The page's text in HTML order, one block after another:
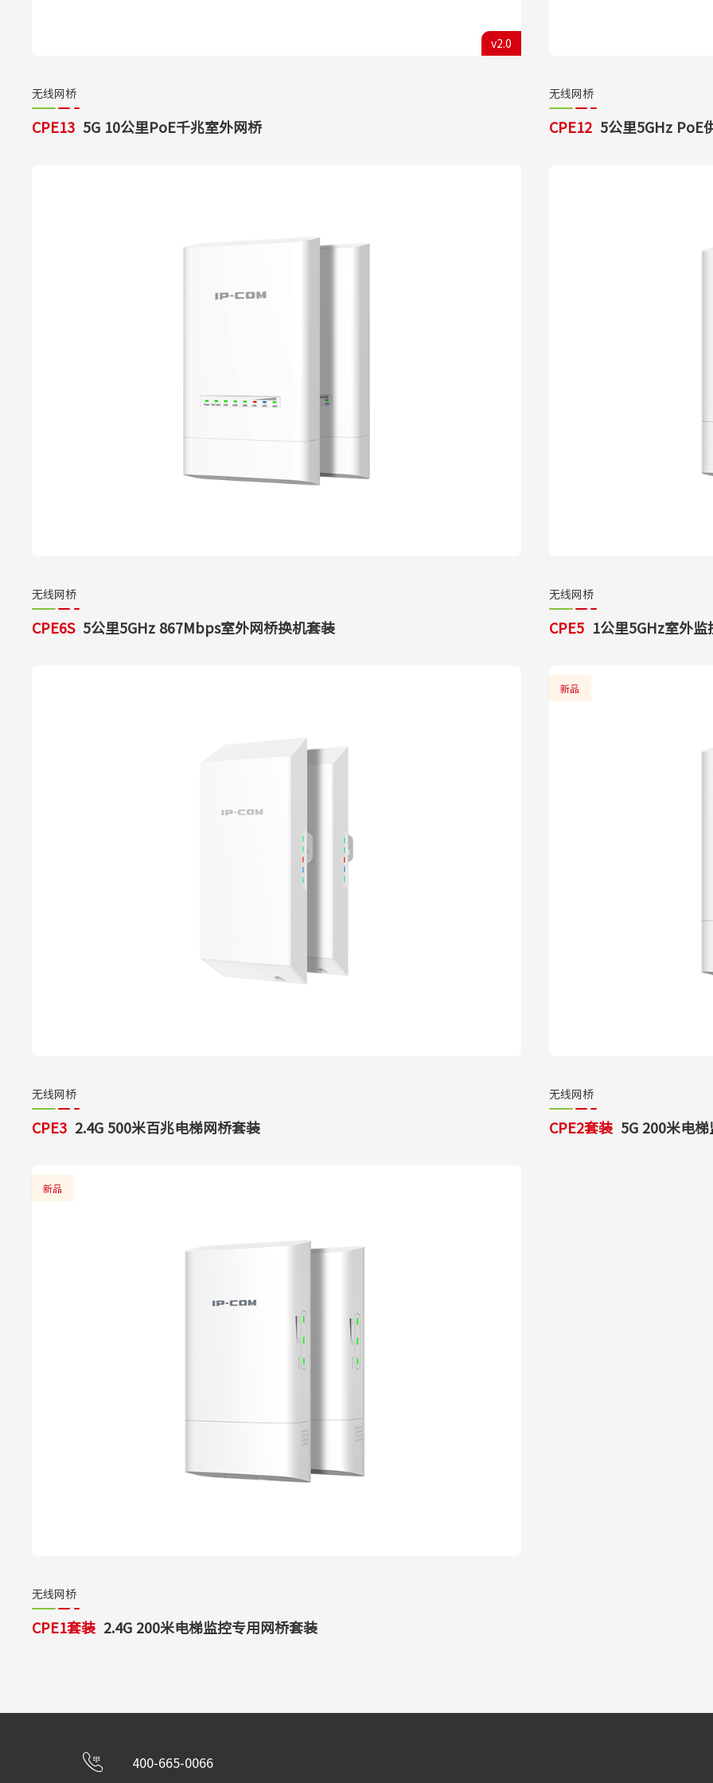
v2.0
无线网桥
CPE13 5G 10公里PoE千兆室外网桥
无线网桥
CPE12 5公里5GHz PoE
无线网桥
CPE6S 5公里5GHz 867Mbps室外网桥换机套装
无线网桥
CPE5 1公里5GHz室外
无线网桥
CPE3 2.4G 500米百兆电梯网桥套装
新品
无线网桥
CPE2套装 5G 200米电
新品
无线网桥
CPE1套装 2.4G 200米电梯监控专用网桥套装
400-665-0066